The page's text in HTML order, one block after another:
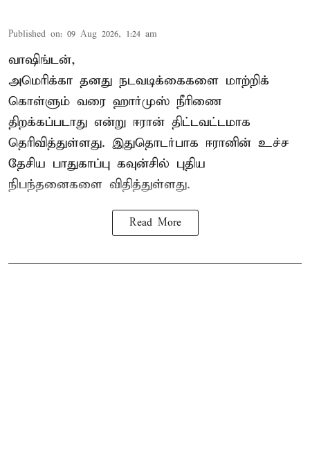
Published on: 09 Aug 2026, 1:24 am
வாஷிங்டன்,
அமெரிக்கா தனது நடவடிக்கைகளை மாற்றிக்
கொள்ளும் வரை ஹார்முஸ் நீரிணை
திறக்கப்படாது என்று ஈரான் திட்டவட்டமாக
தெரிவித்துள்ளது. இதுதொடர்பாக ஈரானின் உச்ச
தேசிய பாதுகாப்பு கவுன்சில் புதிய
நிபந்தனைகளை விதித்துள்ளது.
Read More